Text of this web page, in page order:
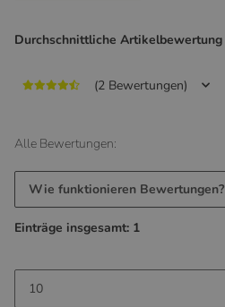
Durchschnittliche Artikelbewertung
(2 Bewertungen)
Alle Bewertungen:
Wie funktionieren Bewertungen?
Einträge insgesamt: 1